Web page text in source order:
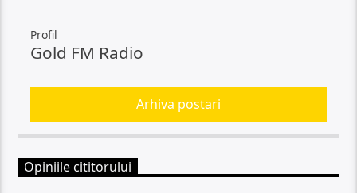
Profil
Gold FM Radio
Arhiva postari
Opiniile cititorului